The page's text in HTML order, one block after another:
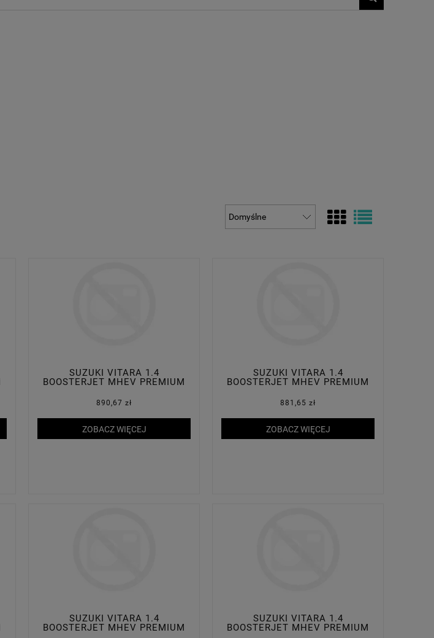
SUZUKI VITARA 1.4
BOOSTERJET MHEV PREMIUM
890,67 zł
ZOBACZ WIĘCEJ
SUZUKI VITARA 1.4
BOOSTERJET MHEV PREMIUM
881,65 zł
ZOBACZ WIĘCEJ
SUZUKI VITARA 1.4
BOOSTERJET MHEV PREMIUM
SUZUKI VITARA 1.4
BOOSTERJET MHEV PREMIUM